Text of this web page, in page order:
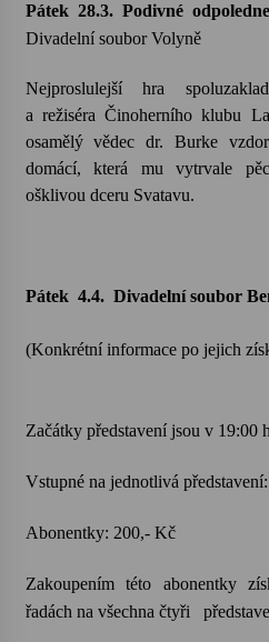
Pátek 28.3. Podivné
Divadelní soubor Volyně
Nejproslulejší hra
a režiséra Činoherního klubu
osamělý vědec dr. Burke
domácí, která mu vytrvale
ošklivou dceru Svatavu.
Pátek 4.4. Divadelní soubor
(Konkrétní informace po jejich
Začátky představení jsou v 19:00
Vstupné na jednotlivá
Abonentky: 200,- Kč
Zakoupením této abonentky
řadách na všechna čtyři